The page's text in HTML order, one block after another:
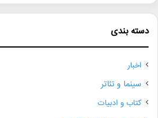
دسته بندی
اخبار
سینما و تئاتر
کتاب و ادبیات